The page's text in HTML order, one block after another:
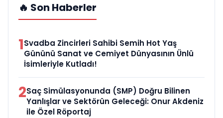
🔥 Son Haberler
1Svadba Zincirleri Sahibi Semih Hot Yaş
Gününü Sanat ve Cemiyet Dünyasının Ünlü
İsimleriyle Kutladı!
2Saç Simülasyonunda (SMP) Doğru Bilinen
Yanlışlar ve Sektörün Geleceği: Onur Akdeniz
ile Özel Röportaj